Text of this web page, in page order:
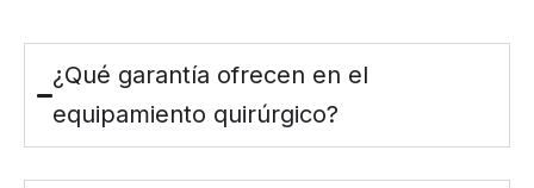
¿Qué garantía ofrecen en el
equipamiento quirúrgico?